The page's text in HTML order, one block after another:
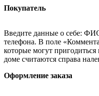
Покупатель
Введите данные о себе:
телефона. В поле
которые могут
доме считаются справа
Оформление заказа